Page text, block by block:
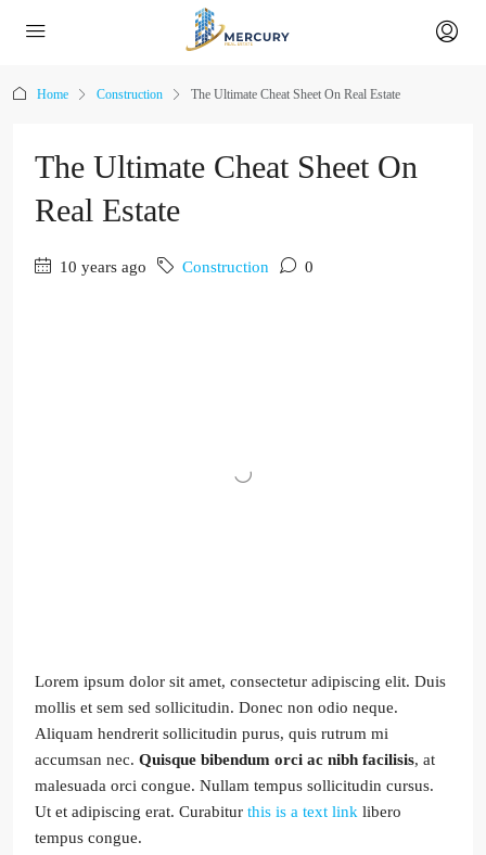
Home Construction The Ultimate Cheat Sheet On Real Estate
The Ultimate Cheat Sheet On
Real Estate
10 years ago Construction 0
Lorem ipsum dolor sit amet, consectetur adipiscing elit. Duis
mollis et sem sed sollicitudin. Donec non odio neque.
Aliquam hendrerit sollicitudin purus, quis rutrum mi
accumsan nec. Quisque bibendum orci ac nibh facilisis, at
malesuada orci congue. Nullam tempus sollicitudin cursus.
Ut et adipiscing erat. Curabitur this is a text link libero
tempus congue.